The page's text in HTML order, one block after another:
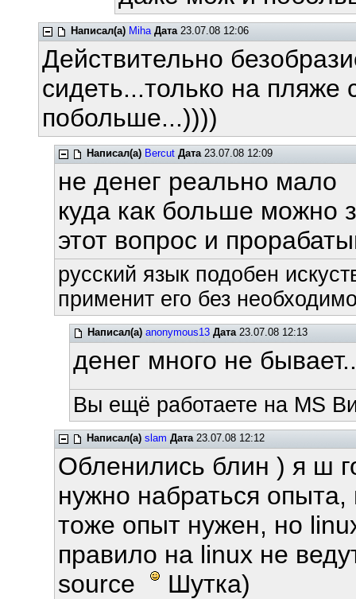
Написал(а) Miha Дата23.07.08 12:06
Действительно
сидеть...только на пляже
побольше...))))
Написал(а) Bercut Дата23.07.08 12:09
не денег реально мало
куда как больше можно
этот вопрос и
русский язык подобен
применит его без
Написал(а) anonymous13 Дата23.07.08 12:13
денег много не
Вы ещё работаете на MS
Написал(а) slam Дата23.07.08 12:12
Обленились блин ) я ш
нужно набраться
тоже опыт нужен, но
правило на linux не
sourсe
Шутка)